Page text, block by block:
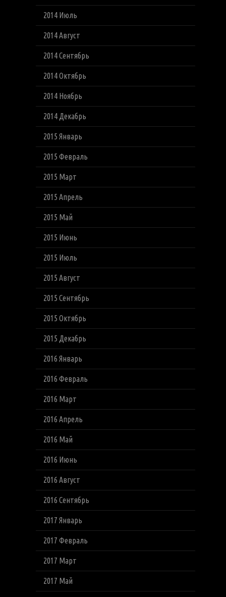
2014 Июль
2014 Август
2014 Сентябрь
2014 Октябрь
2014 Ноябрь
2014 Декабрь
2015 Январь
2015 Февраль
2015 Март
2015 Апрель
2015 Май
2015 Июнь
2015 Июль
2015 Август
2015 Сентябрь
2015 Октябрь
2015 Декабрь
2016 Январь
2016 Февраль
2016 Март
2016 Апрель
2016 Май
2016 Июнь
2016 Август
2016 Сентябрь
2017 Январь
2017 Февраль
2017 Март
2017 Май